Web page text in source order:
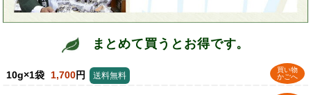
まとめて買うとお得です。
10g×1袋 1,700円
買い物
かごへ
送料無料